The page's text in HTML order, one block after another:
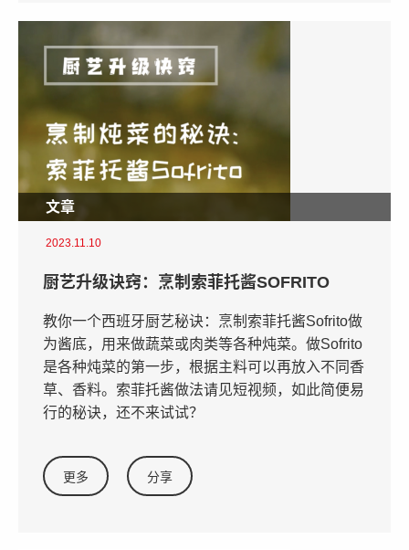
文章
2023.11.10
厨艺升级诀窍：烹制索菲托酱SOFRITO
教你一个西班牙厨艺秘诀：烹制索菲托酱Sofrito做
为酱底，用来做蔬菜或肉类等各种炖菜。做Sofrito
是各种炖菜的第一步，根据主料可以再放入不同香
草、香料。索菲托酱做法请见短视频，如此简便易
行的秘诀，还不来试试？
更多 分享